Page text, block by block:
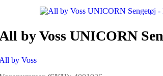
by Voss UNICORN
by Voss